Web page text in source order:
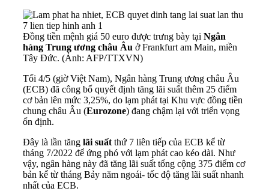
Đồng tiền mệnh giá 50 euro được trưng bày tại Ngân
hàng Trung ương châu Âu ở Frankfurt am Main, miền
Tây Đức. (Ảnh: AFP/TTXVN)
Tối 4/5 (giờ Việt Nam), Ngân hàng Trung ương châu Âu
(ECB) đã công bố quyết định tăng lãi suất thêm 25 điểm
cơ bản lên mức 3,25%, do lạm phát tại Khu vực đồng tiền
chung châu Âu (Eurozone) đang chậm lại với triển vọng
ổn định.
Đây là lần tăng lãi suất thứ 7 liên tiếp của ECB kể từ
tháng 7/2022 để ứng phó với lạm phát cao kéo dài. Như
vậy, ngân hàng này đã tăng lãi suất tổng cộng 375 điểm cơ
bản kể từ tháng Bảy năm ngoái- tốc độ tăng lãi suất nhanh
nhất của ECB.